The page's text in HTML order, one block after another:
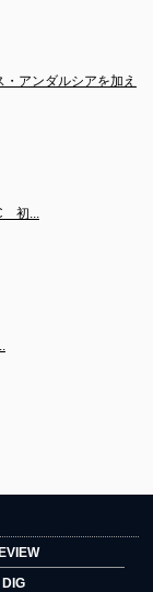
・アンダルシアを加え
初...
DIG